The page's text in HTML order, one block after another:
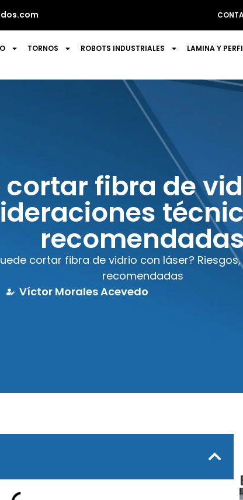
TORNOS ROBOTS INDUSTRIALES LAMINA Y
cortar fibra de
recomendadas
cortar fibra de vidrio con láser?
recomendadas
Víctor Morales Acevedo